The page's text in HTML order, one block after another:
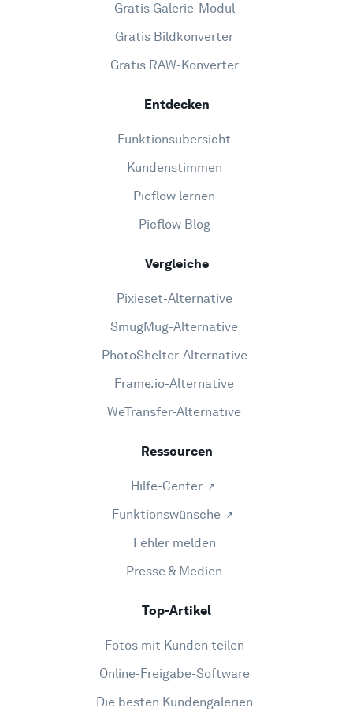
Gratis Galerie-Modul
Gratis Bildkonverter
Gratis RAW-Konverter
Entdecken
Funktionsübersicht
Kundenstimmen
Picflow lernen
Picflow Blog
Vergleiche
Pixieset-Alternative
SmugMug-Alternative
PhotoShelter-Alternative
Frame.io-Alternative
WeTransfer-Alternative
Ressourcen
Hilfe-Center
Funktionswünsche
Fehler melden
Presse & Medien
Top-Artikel
Fotos mit Kunden teilen
Online-Freigabe-Software
Die besten Kundengalerien